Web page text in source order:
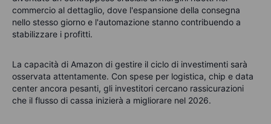
commercio al dettaglio, dove l'espansione della consegna
nello stesso giorno e l'automazione stanno contribuendo a
stabilizzare i profitti.
La capacità di Amazon di gestire il ciclo di investimenti sarà
osservata attentamente. Con spese per logistica, chip e data
center ancora pesanti, gli investitori cercano rassicurazioni
che il flusso di cassa inizierà a migliorare nel 2026.